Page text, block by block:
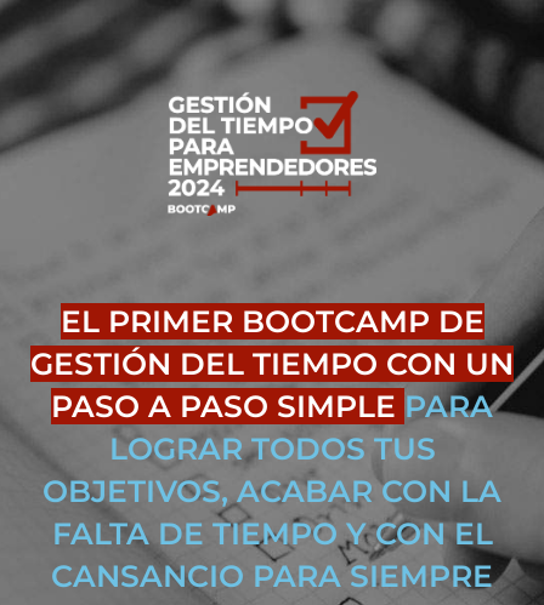
EL PRIMER BOOTCAMP DE
GESTIÓN DEL TIEMPO CON UN
PASO A PASO SIMPLE PARA
LOGRAR TODOS TUS
OBJETIVOS, ACABAR CON LA
FALTA DE TIEMPO Y CON EL
CANSANCIO PARA SIEMPRE